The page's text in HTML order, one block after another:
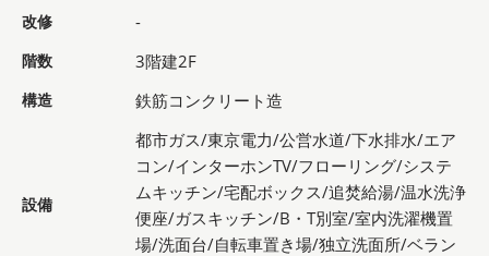
改修 -
階数 3階建2F
構造 鉄筋コンクリート造
設備
都市ガス/東京電力/公営水道/下水排水/エア
コン/インターホンTV/フローリング/システ
ムキッチン/宅配ボックス/追焚給湯/温水洗浄
便座/ガスキッチン/B・T別室/室内洗濯機置
場/洗面台/自転車置き場/独立洗面所/ベラン